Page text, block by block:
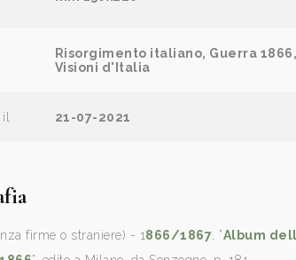
Risorgimento italiano, Guerra 1866,
Visioni d'Italia
21-07-2021
firme o straniere) - 1866/1867 , ”Album